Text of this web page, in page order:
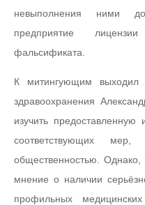
невыполнения ними
предприятие
фальсификата.
К митингующим выходил
здравоохранения
изучить
соответствующих
общественностью. Однако,
мнение о наличии
профильных